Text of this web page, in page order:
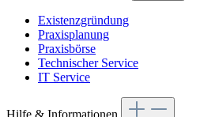
Existenzgründung
Praxisplanung
Praxisbörse
Technischer Service
IT Service